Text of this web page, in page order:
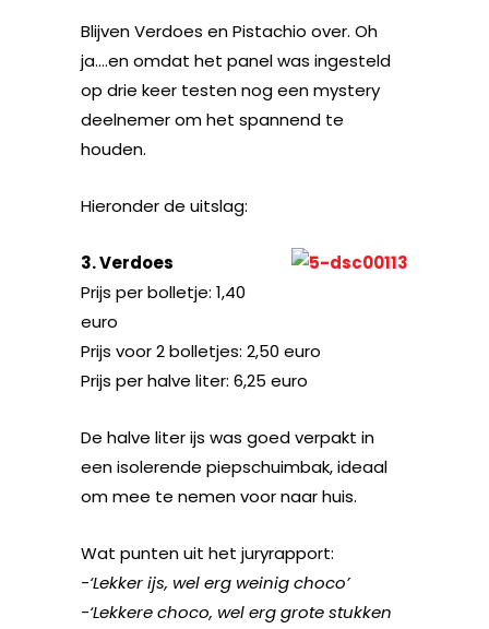
Blijven Verdoes en Pistachio over. Oh
ja….en omdat het panel was ingesteld
op drie keer testen nog een mystery
deelnemer om het spannend te
houden.
Hieronder de uitslag:
3. Verdoes
Prijs per bolletje: 1,40
euro
Prijs voor 2 bolletjes: 2,50 euro
Prijs per halve liter: 6,25 euro
De halve liter ijs was goed verpakt in
een isolerende piepschuimbak, ideaal
om mee te nemen voor naar huis.
Wat punten uit het juryrapport:
-‘Lekker ijs, wel erg weinig choco’
-‘Lekkere choco, wel erg grote stukken